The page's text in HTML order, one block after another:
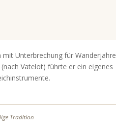
Unterbrechung für Wanderjahre
Vatelot) führte er ein eigenes
Tradition